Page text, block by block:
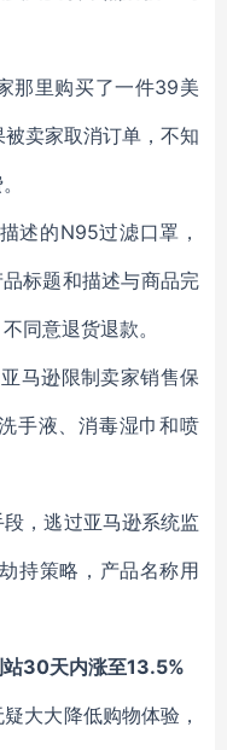
那里购买了一件39美
卖家取消订单，不知
述的N95过滤口罩，
标题和描述与商品完
同意退货退款。
马逊限制卖家销售保
手液、消毒湿巾和喷
，逃过亚马逊系统监
持策略，产品名称用
站30天内涨至13.5%
大大降低购物体验，